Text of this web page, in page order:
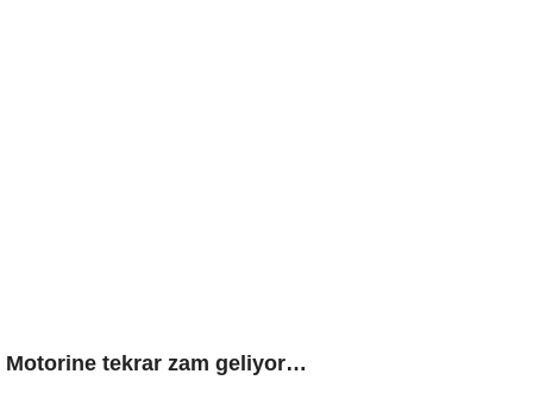
Motorine tekrar zam geliyor…